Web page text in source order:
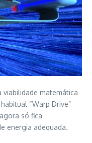
matemática
“Warp Drive”
só fica
energia adequada.